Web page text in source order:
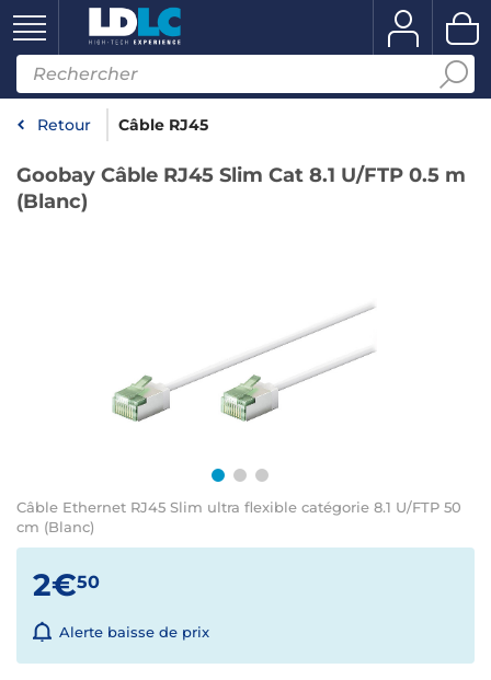
Retour Câble RJ45
Goobay Câble RJ45 Slim Cat 8.1 U/FTP 0.5 m
(Blanc)
Câble Ethernet RJ45 Slim ultra flexible catégorie 8.1 U/FTP 50
cm (Blanc)
2€50
Alerte baisse de prix